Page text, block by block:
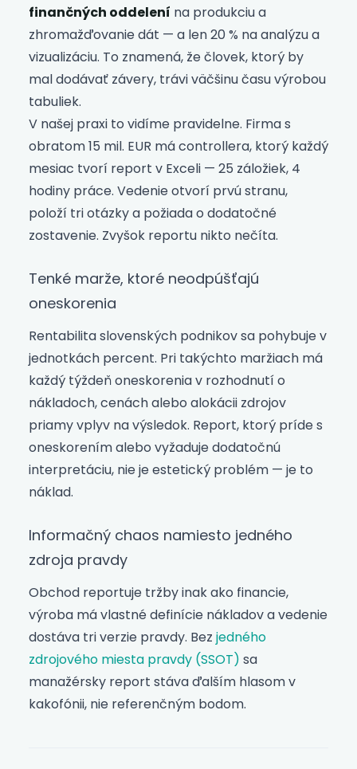
finančných oddelení na produkciu a
zhromažďovanie dát — a len 20 % na analýzu a
vizualizáciu. To znamená, že človek, ktorý by
mal dodávať závery, trávi väčšinu času výrobou
tabuliek.
V našej praxi to vidíme pravidelne. Firma s
obratom 15 mil. EUR má controllera, ktorý každý
mesiac tvorí report v Exceli — 25 záložiek, 4
hodiny práce. Vedenie otvorí prvú stranu,
položí tri otázky a požiada o dodatočné
zostavenie. Zvyšok reportu nikto nečíta.
Tenké marže, ktoré neodpúšťajú
oneskorenia
Rentabilita slovenských podnikov sa pohybuje v
jednotkách percent. Pri takýchto maržiach má
každý týždeň oneskorenia v rozhodnutí o
nákladoch, cenách alebo alokácii zdrojov
priamy vplyv na výsledok. Report, ktorý príde s
oneskorením alebo vyžaduje dodatočnú
interpretáciu, nie je estetický problém — je to
náklad.
Informačný chaos namiesto jedného
zdroja pravdy
Obchod reportuje tržby inak ako financie,
výroba má vlastné definície nákladov a vedenie
dostáva tri verzie pravdy. Bez jedného
zdrojového miesta pravdy (SSOT) sa
manažérsky report stáva ďalším hlasom v
kakofónii, nie referenčným bodom.